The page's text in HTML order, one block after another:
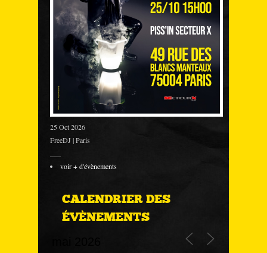
25 Oct 2026
FreeDJ | Paris
voir + d'évènements
CALENDRIER DES
ÉVÈNEMENTS